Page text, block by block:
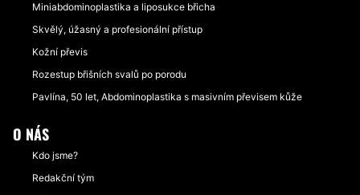
Miniabdominoplastika a liposukce břicha
Skvělý, úžasný a profesionální přístup
Kožní převis
Rozestup břišních svalů po porodu
Pavlína, 50 let, Abdominoplastika s masivním převisem kůže
O NÁS
Kdo jsme?
Redakční tým